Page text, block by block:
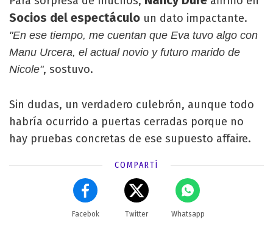
Socios del espectáculo un dato impactante.
"En ese tiempo, me cuentan que Eva tuvo algo con
Manu Urcera, el actual novio y futuro marido de
Nicole", sostuvo.
Sin dudas, un verdadero culebrón, aunque todo
habría ocurrido a puertas cerradas porque no
hay pruebas concretas de ese supuesto affaire.
COMPARTÍ
Facebok Twitter Whatsapp